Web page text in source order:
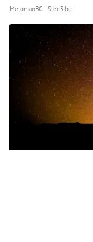
MelomanBG - Sled5.bg